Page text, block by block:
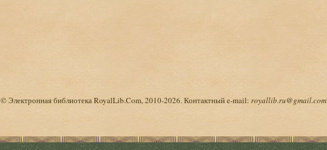
© Электронная библиотека RoyalLib.Com, 2010-2026. Контактный e-mail: royallib.ru@gmail.com